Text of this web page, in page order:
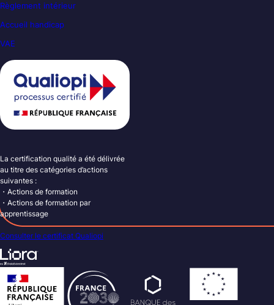
Règlement intérieur
Accueil handicap
VAE
La certification qualité a été délivrée
au titre des catégories d’actions
suivantes :
・Actions de formation
・Actions de formation par
apprentissage
Consulter le certificat Qualiopi